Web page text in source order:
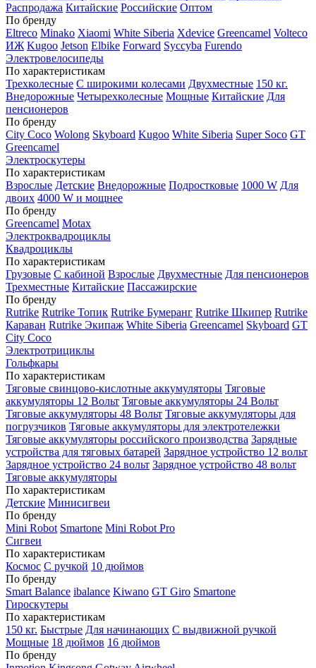
Распродажа Китайские Российские Оптом
По бренду
Eltreco Minako Xiaomi White Siberia Xdevice Greencamel Volteco
ИЖ Kugoo Jetson Elbike Forward Syccyba Furendo
Электровелосипеды
По характеристикам
Трехколесные С широкими колесами Двухместные 150 кг.
Внедорожные Четырехколесные Мощные Китайские Для
пенсионеров
По бренду
City Coco Wolong Skyboard Kugoo White Siberia Super Soco GT
Greencamel
Электроскутеры
По характеристикам
Взрослые Детские Внедорожные Подростковые 1000 W Для
двоих 4000 W и мощнее
По бренду
Greencamel Motax
Электроквадроциклы
Квадроциклы
По характеристикам
Грузовые С кабиной Взрослые Двухместные Для пенсионеров
Трехместные Китайские Пассажирские
По бренду
Rutrike Rutrike Топик Rutrike Бумеранг Rutrike Шкипер Rutrike
Караван Rutrike Экипаж White Siberia Greencamel Skyboard GT
City Coco
Электротрициклы
Гольфкары
По характеристикам
Тяговые свинцово-кислотные аккумуляторы Тяговые
аккумуляторы 12 Вольт Тяговые аккумуляторы 24 Вольт
Тяговые аккумуляторы 48 Вольт Тяговые аккумуляторы для
погрузчиков Тяговые аккумуляторы для электротележки
Тяговые аккумуляторы российского производства Зарядные
устройства для тяговых батарей Зарядное устройство 12 вольт
Зарядное устройство 24 вольт Зарядное устройство 48 вольт
Тяговые аккумуляторы
По характеристикам
Детские Минисигвеи
По бренду
Mini Robot Smartone Mini Robot Pro
Сигвеи
По характеристикам
Космос С ручкой 10 дюймов
По бренду
Smart Balance ibalance Kiwano GT Giro Smartone
Гироскутеры
По характеристикам
150 кг. Быстрые Для начинающих С выдвижной ручкой
Мощные 18 дюймов 16 дюймов
По бренду